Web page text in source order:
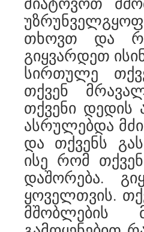
თხოვთ და
გიყვარდეთ
სირთულე
თქვენ
თქვენი დედის
ასრულებდა
და თქვენს
ისე რომ
დაშორება.
ყოველთვის.
მშობლების